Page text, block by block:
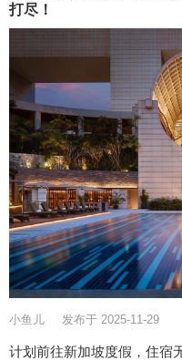
打尽！
小鱼儿 发布于 2025-11-29
计划前往新加坡度假，住宿